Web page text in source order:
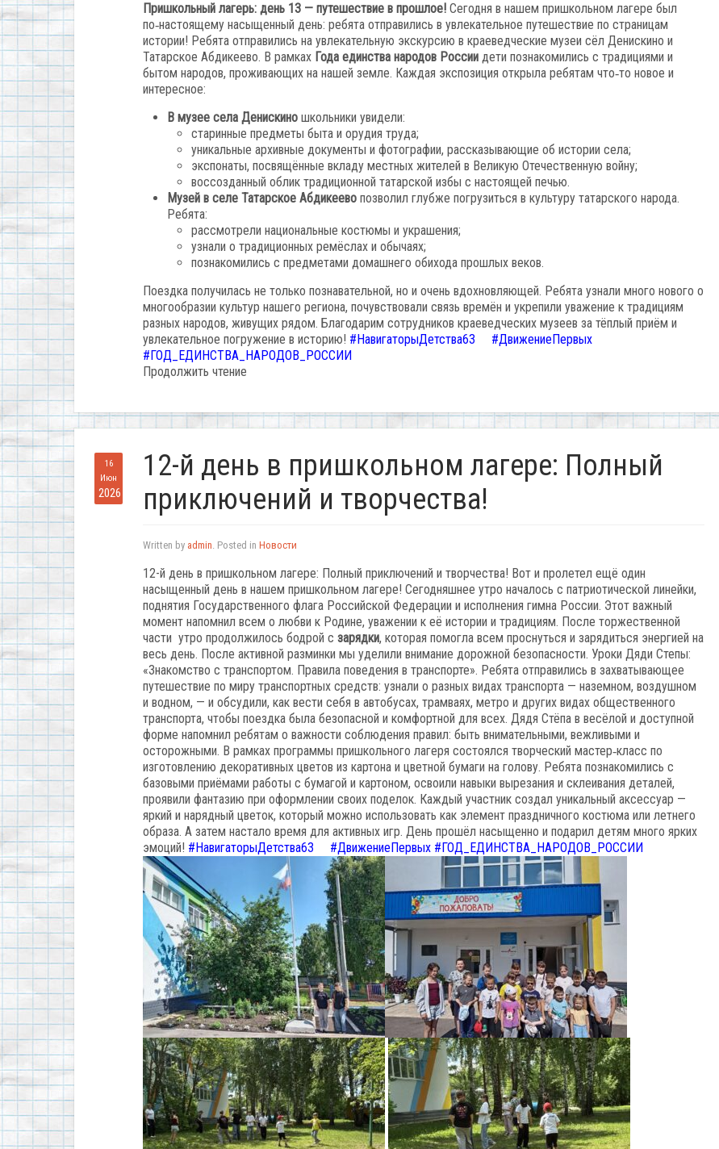
Пришкольный лагерь: день 13 — путешествие в прошлое! Сегодня в нашем пришкольном лагере был
по‑настоящему насыщенный день: ребята отправились в увлекательное путешествие по страницам
истории! Ребята отправились на увлекательную экскурсию в краеведческие музеи сёл Денискино и
Татарское Абдикеево. В рамках Года единства народов России дети познакомились с традициями и
бытом народов, проживающих на нашей земле. Каждая экспозиция открыла ребятам что‑то новое и
интересное:
В музее села Денискино школьники увидели:
старинные предметы быта и орудия труда;
уникальные архивные документы и фотографии, рассказывающие об истории села;
экспонаты, посвящённые вкладу местных жителей в Великую Отечественную войну;
воссозданный облик традиционной татарской избы с настоящей печью.
Музей в селе Татарское Абдикеево позволил глубже погрузиться в культуру татарского народа.
Ребята:
рассмотрели национальные костюмы и украшения;
узнали о традиционных ремёслах и обычаях;
познакомились с предметами домашнего обихода прошлых веков.
Поездка получилась не только познавательной, но и очень вдохновляющей. Ребята узнали много нового о
многообразии культур нашего региона, почувствовали связь времён и укрепили уважение к традициям
разных народов, живущих рядом. Благодарим сотрудников краеведческих музеев за тёплый приём и
увлекательное погружение в историю! #НавигаторыДетства63
#ДвижениеПервых
#ГОД_ЕДИНСТВА_НАРОДОВ_РОССИИ
Продолжить чтение
16
Июн
2026
12-й день в пришкольном лагере: Полный
приключений и творчества!
Written by admin. Posted in Новости
12-й день в пришкольном лагере: Полный приключений и творчества! Вот и пролетел ещё один
насыщенный день в нашем пришкольном лагере! Сегодняшнее утро началось с патриотической линейки,
поднятия Государственного флага Российской Федерации и исполнения гимна России. Этот важный
момент напомнил всем о любви к Родине, уважении к её истории и традициям. После торжественной
части утро продолжилось бодрой с зарядки, которая помогла всем проснуться и зарядиться энергией на
весь день. После активной разминки мы уделили внимание дорожной безопасности. Уроки Дяди Степы:
«Знакомство с транспортом. Правила поведения в транспорте». Ребята отправились в захватывающее
путешествие по миру транспортных средств: узнали о разных видах транспорта — наземном, воздушном
и водном, — и обсудили, как вести себя в автобусах, трамваях, метро и других видах общественного
транспорта, чтобы поездка была безопасной и комфортной для всех. Дядя Стёпа в весёлой и доступной
форме напомнил ребятам о важности соблюдения правил: быть внимательными, вежливыми и
осторожными. В рамках программы пришкольного лагеря состоялся творческий мастер‑класс по
изготовлению декоративных цветов из картона и цветной бумаги на голову. Ребята познакомились с
базовыми приёмами работы с бумагой и картоном, освоили навыки вырезания и склеивания деталей,
проявили фантазию при оформлении своих поделок. Каждый участник создал уникальный аксессуар —
яркий и нарядный цветок, который можно использовать как элемент праздничного костюма или летнего
образа. А затем настало время для активных игр. День прошёл насыщенно и подарил детям много ярких
эмоций! #НавигаторыДетства63 #ДвижениеПервых #ГОД_ЕДИНСТВА_НАРОДОВ_РОССИИ